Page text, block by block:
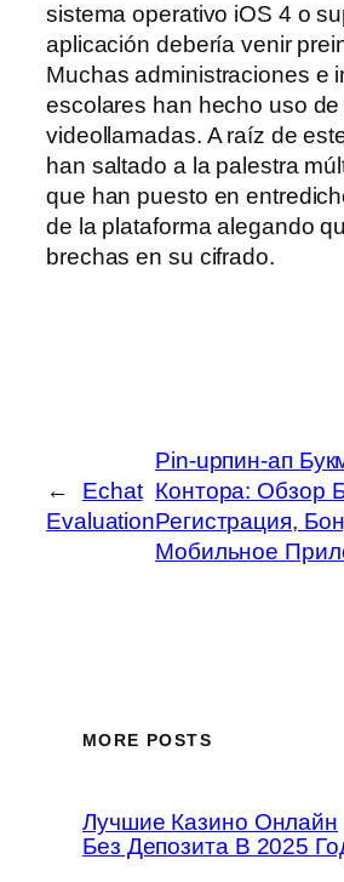
sistema operativo iOS 4 o
aplicación debería venir
Muchas administraciones e
escolares han hecho uso
videollamadas. A raíz de
han saltado a la palestra
que han puesto en
de la plataforma alegando
brechas en su cifrado.
←
Echat
Evaluation
Pin-upпин-ап
Контора: Обзор
Регистрация,
Мобильное
MORE POSTS
Лучшие Казино Онлайн
Без Депозита В 2025